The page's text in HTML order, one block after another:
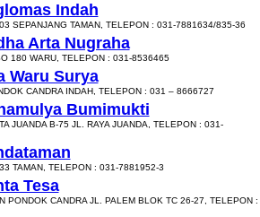
Indah
SEPANJANG TAMAN, TELEPON : 031-7881634/835-36
Arta Nugraha
180 WARU, TELEPON : 031-8536465
Waru Surya
CANDRA INDAH, TELEPON : 031 – 8666727
Bumimukti
JUANDA B-75 JL. RAYA JUANDA, TELEPON : 031-
TAMAN, TELEPON : 031-7881952-3
Tesa
PONDOK CANDRA JL. PALEM BLOK TC 26-27, TELEPON :